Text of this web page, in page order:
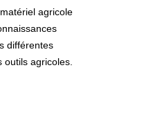
agricole
différentes
outils agricoles.